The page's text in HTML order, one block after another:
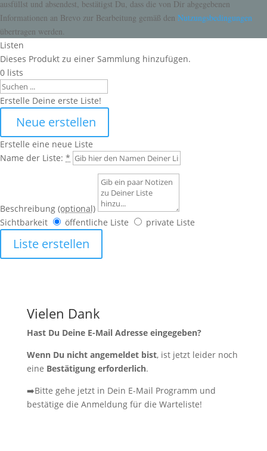
ausfüllst und absendest, bestätigst Du, dass die von Dir abgegebenen
Informationen an Brevo zur Bearbeitung gemäß den Nutzungsbedingungen
übertragen werden.
Listen
Dieses Produkt zu einer Sammlung hinzufügen.
0 lists
Search
Erstelle Deine erste Liste!
Neue erstellen
Erstelle eine neue Liste
Name der Liste: *
Beschreibung (optional)
Sichtbarkeit
öffentliche Liste private Liste
Liste erstellen
Vielen Dank
Hast Du Deine E-Mail Adresse eingegeben?
Wenn Du nicht angemeldet bist, ist jetzt leider noch
eine Bestätigung erforderlich.
➡️Bitte gehe jetzt in Dein E-Mail Programm und
bestätige die Anmeldung für die Warteliste!